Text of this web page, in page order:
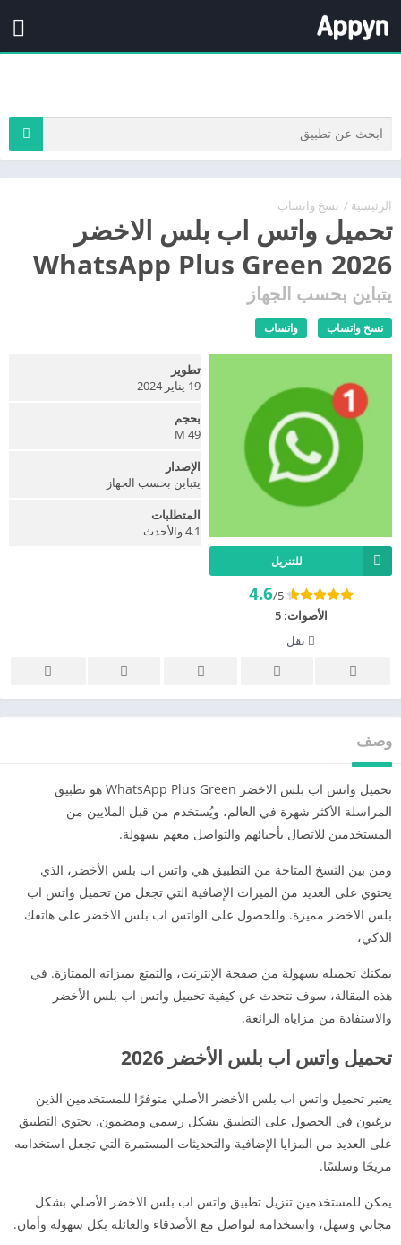
الرئيسية / نسخ واتساب
تحميل واتس اب بلس الاخضر
WhatsApp Plus Green 2026
يتباين بحسب الجهاز
نسخ واتساب واتساب
للتنزيل
4.6/5
الأصوات:5
نقل
تطوير
19 يناير 2024
بحجم
49 M
الإصدار
يتباين بحسب الجهاز
المتطلبات
4.1 والأحدث
وصف
تحميل واتس اب بلس الاخضر WhatsApp Plus Green هو تطبيق
المراسلة الأكثر شهرة في العالم، ويُستخدم من قبل الملايين من
المستخدمين للاتصال بأحبائهم والتواصل معهم بسهولة.
ومن بين النسخ المتاحة من التطبيق هي واتس اب بلس الأخضر، الذي
يحتوي على العديد من الميزات الإضافية التي تجعل من تحميل واتس اب
بلس الاخضر مميزة. وللحصول على الواتس اب بلس الاخضر على هاتفك
الذكي،
يمكنك تحميله بسهولة من صفحة الإنترنت، والتمتع بميزاته الممتازة. في
هذه المقالة، سوف نتحدث عن كيفية تحميل واتس اب بلس الأخضر
والاستفادة من مزاياه الرائعة.
تحميل واتس اب بلس الأخضر 2026
يعتبر تحميل واتس اب بلس الأخضر الأصلي متوفرًا للمستخدمين الذين
يرغبون في الحصول على التطبيق بشكل رسمي ومضمون. يحتوي التطبيق
على العديد من المزايا الإضافية والتحديثات المستمرة التي تجعل استخدامه
مريحًا وسلسًا.
يمكن للمستخدمين تنزيل تطبيق واتس اب بلس الاخضر الأصلي بشكل
مجاني وسهل، واستخدامه لتواصل مع الأصدقاء والعائلة بكل سهولة وأمان.